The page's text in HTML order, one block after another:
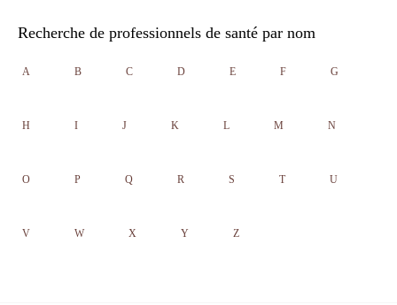
Recherche de professionnels de santé par nom
A B C D E F G
H I J K L M N
O P Q R S T U
V W X Y Z